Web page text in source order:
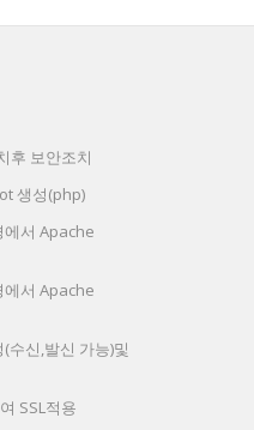
후 보안조치
생성(php)
서 Apache
서 Apache
신,발신 가능)및
SSL적용